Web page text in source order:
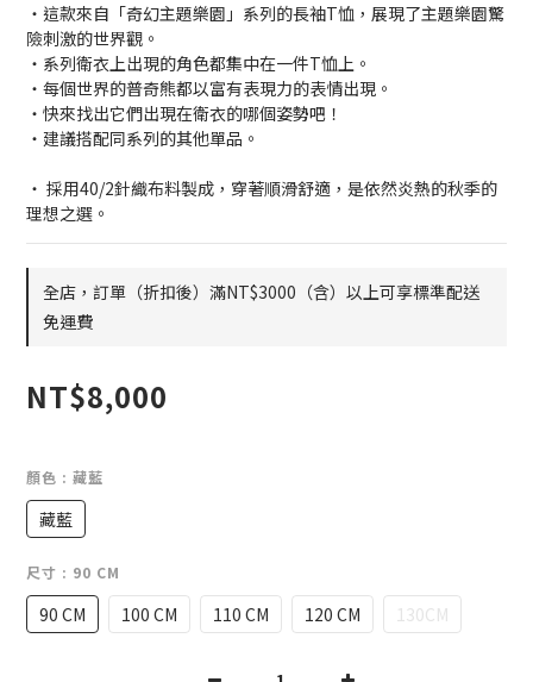
・這款來自「奇幻主題樂園」系列的長袖T恤，展現了主題樂園驚
險刺激的世界觀。
・系列衛衣上出現的角色都集中在一件T恤上。
・每個世界的普奇熊都以富有表現力的表情出現。
・快來找出它們出現在衛衣的哪個姿勢吧！
・建議搭配同系列的其他單品。
・ 採用40/2針織布料製成，穿著順滑舒適，是依然炎熱的秋季的
理想之選。
全店，訂單（折扣後）滿NT$3000（含）以上可享標準配送
免運費
NT$8,000
顏色 : 藏藍
藏藍
尺寸 : 90 CM
90 CM 100 CM 110 CM 120 CM 130CM